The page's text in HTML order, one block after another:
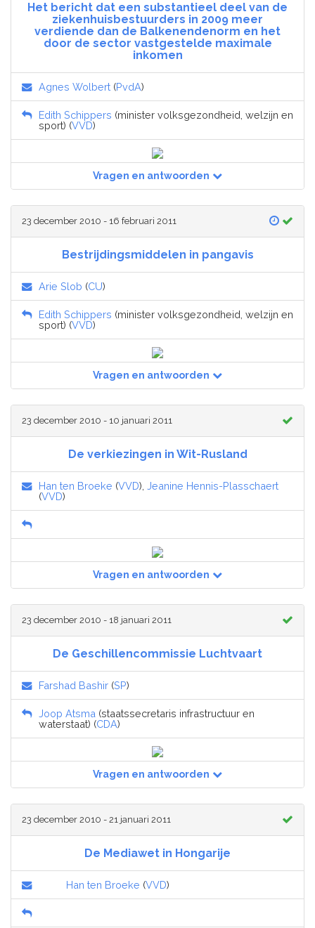
Het bericht dat een substantieel deel van de
ziekenhuisbestuurders in 2009 meer
verdiende dan de Balkenendenorm en het
door de sector vastgestelde maximale
inkomen
Agnes Wolbert (PvdA)
Edith Schippers (minister volksgezondheid, welzijn en
sport) (VVD)
Vragen en antwoorden
23 december 2010 - 16 februari 2011
Bestrijdingsmiddelen in pangavis
Arie Slob (CU)
Edith Schippers (minister volksgezondheid, welzijn en
sport) (VVD)
Vragen en antwoorden
23 december 2010 - 10 januari 2011
De verkiezingen in Wit-Rusland
Han ten Broeke (VVD), Jeanine Hennis-Plasschaert
(VVD)
Vragen en antwoorden
23 december 2010 - 18 januari 2011
De Geschillencommissie Luchtvaart
Farshad Bashir (SP)
Joop Atsma (staatssecretaris infrastructuur en
waterstaat) (CDA)
Vragen en antwoorden
23 december 2010 - 21 januari 2011
De Mediawet in Hongarije
Han ten Broeke (VVD)